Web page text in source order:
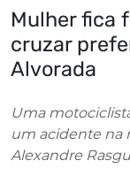
Mulher fica
cruzar
Alvorada
Uma
um acidente na
Alexandre